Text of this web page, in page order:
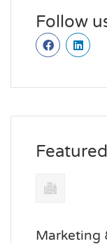
Follow
Marketing